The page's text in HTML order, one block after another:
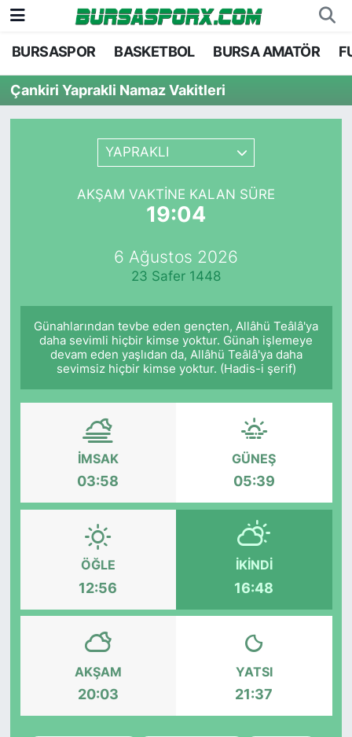
BURSASPOR BASKETBOL BURSA AMATÖR
Çankiri Yaprakli Namaz Vakitleri
YAPRAKLI
AKŞAM VAKTINE KALAN SÜRE
19:04
6 Ağustos 2026
23 Safer 1448
Günahlarından tevbe eden gençten, Allâhü Teâlâ'ya
daha sevimli hiçbir kimse yoktur. Günah işlemeye
devam eden yaşlıdan da, Allâhü Teâlâ'ya daha
sevimsiz hiçbir kimse yoktur. (Hadis-i şerif)
İMSAK
03:58
GÜNEŞ
05:39
ÖĞLE
12:56
İKINDI
16:48
AKŞAM
20:03
YATSI
21:37
Bursaspor
Futbol
Basketbol
Bursa Nöbetçi Eczaneler
Bursa Hava Durumu
Bursa Namaz Vakitleri
TFF 2.Lig Kırmızı Grup Puan Durumu ve Fikstür
Tüm Manşetler
Haber Arşivi